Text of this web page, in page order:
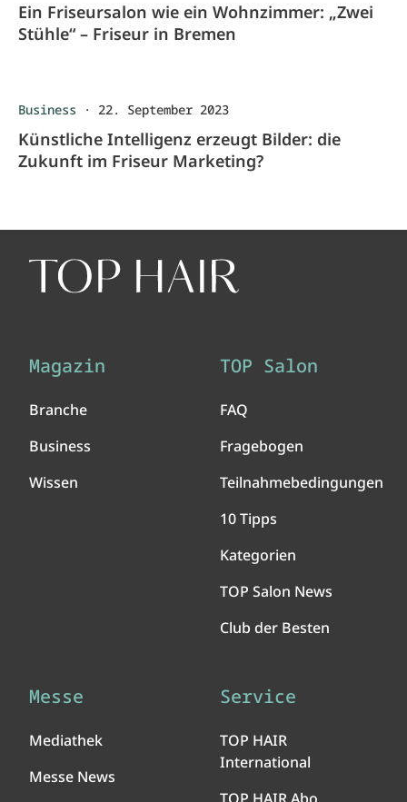
Ein Friseursalon wie ein Wohnzimmer: „Zwei
Stühle“ – Friseur in Bremen
Business · 22. September 2023
Künstliche Intelligenz erzeugt Bilder: die
Zukunft im Friseur Marketing?
Magazin
Branche
Business
Wissen
TOP Salon
FAQ
Fragebogen
Teilnahmebedingungen
10 Tipps
Kategorien
TOP Salon News
Club der Besten
Messe
Mediathek
Messe News
Service
TOP HAIR
International